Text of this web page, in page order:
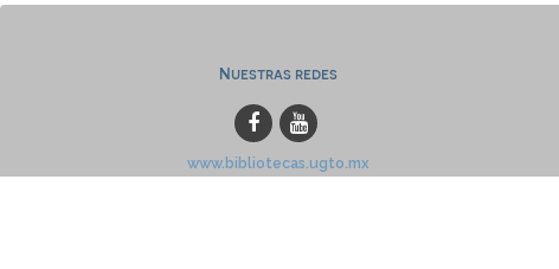
Nuestras redes
www.bibliotecas.ugto.mx